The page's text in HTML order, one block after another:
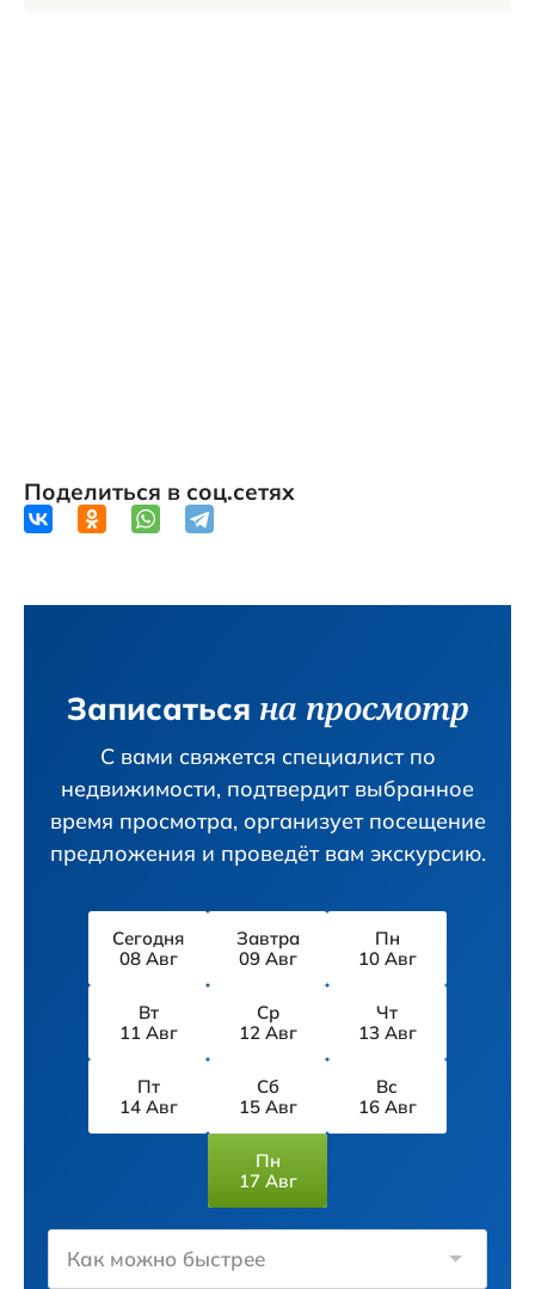
Поделиться в соц.сетях
Записаться на просмотр
С вами свяжется специалист по
недвижимости, подтвердит вы­бранное
время просмотра, организует посещение
предложения и проведёт вам экскурсию.
Сегодня
08 Авг
Завтра
09 Авг
Пн
10 Авг
Вт
11 Авг
Ср
12 Авг
Чт
13 Авг
Пт
14 Авг
Сб
15 Авг
Вс
16 Авг
Пн
17 Авг
Как можно быстрее